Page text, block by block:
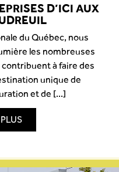
D’ICI AUX
du Québec, nous
les nombreuses
à faire des
unique de
et de [...]